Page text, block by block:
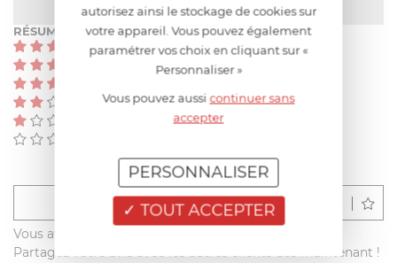
RÉSUMÉ
(0)
(0)
Déposer un avis
Vous avez acheté ce produit sur francisbatt.com ?
Partagez votre avis avec les autres clients dès maintenant !
autorisez ainsi le stockage de cookies sur
votre appareil. Vous pouvez également
paramétrer vos choix en cliquant sur «
Personnaliser »
Vous pouvez aussicontinuer sans
accepter
TOUT ACCEPTER
PERSONNALISER